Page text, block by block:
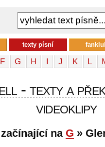
F G H I J K L
- texty a
videoklipy
na G »
texty písní